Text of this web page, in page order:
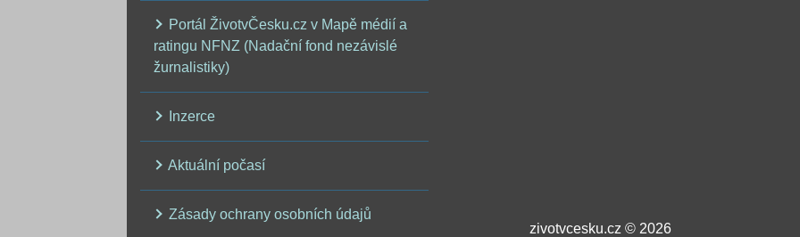
Portál ŽivotvČesku.cz v Mapě médií a
ratingu NFNZ (Nadační fond nezávislé
žurnalistiky)
Inzerce
Aktuální počasí
Zásady ochrany osobních údajů
zivotvcesku.cz © 2026